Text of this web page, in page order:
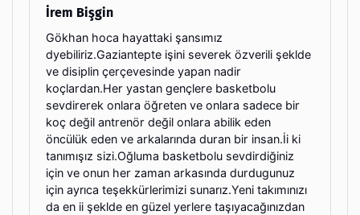
İrem Bişgin
Gökhan hoca hayattaki şansımız
dyebiliriz.Gaziantepte işini severek özverili şeklde
ve disiplin çerçevesinde yapan nadir
koçlardan.Her yastan gençlere basketbolu
sevdirerek onlara öğreten ve onlara sadece bir
koç değil antrenör değil onlara abilik eden
öncülük eden ve arkalarında duran bir insan.İi ki
tanımışız sizi.Oğluma basketbolu sevdirdiğiniz
için ve onun her zaman arkasında durdugunuz
için ayrıca teşekkürlerimizi sunarız.Yeni takımınızı
da en ii şeklde en güzel yerlere taşıyacağınızdan